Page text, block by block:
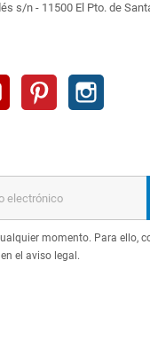
s/n - 11500 El Pto. de
YouTube Pinterest
momento. Para ello,
el aviso legal.